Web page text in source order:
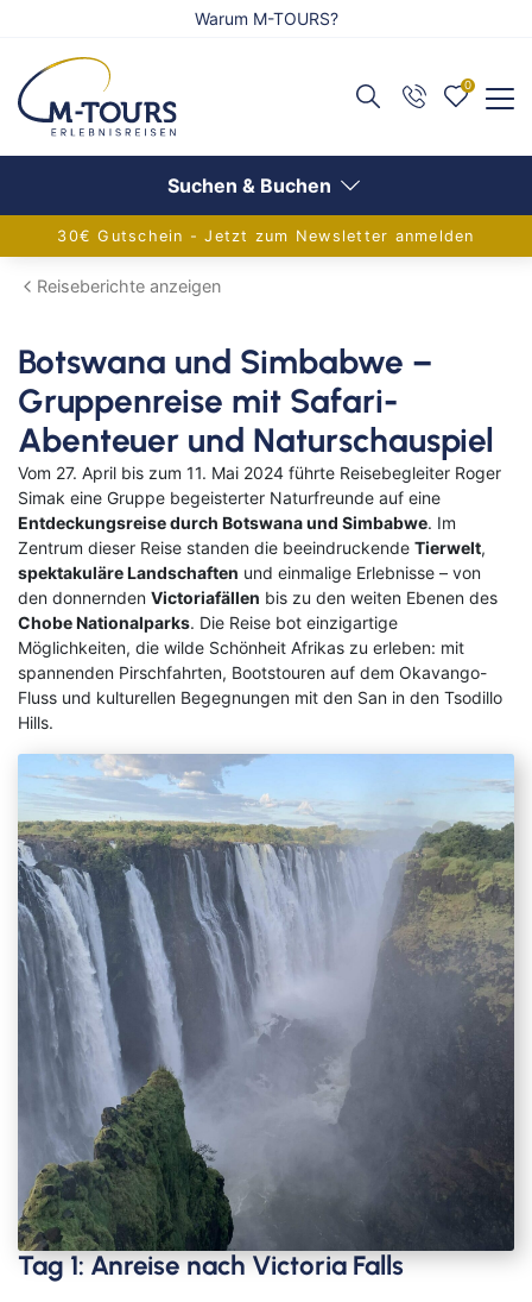
Warum M-TOURS?
0
Suchen & Buchen
30€ Gutschein - Jetzt zum Newsletter anmelden
Zurück
Reiseangebote anzeigen
Alleinreisende
Aktivreisen
Eventreisen
Gruppenreisen
Klassische Konzerte
Konzertreisen
Kunst, Kultur & Kulinarik
Nord- & Ostsee
Opernreisen
Premiumreisen
Sehenswürdigkeiten entdecken
Silvesterreisen
Sportreisen
Städtereisen
Wellness Kurzurlaub
Top Reise Deals
Zurück
Flug anzeigen
Griechenland
Europa
Frankreich
Inseln im Mittelmeer
Italien
Malta
Portugal
Skandinavien
Spanien
Zypern
Fernreisen
Reiseziele entdecken
Zurück
Schiff anzeigen
AIDA Verlockung der Woche
Flusskreuzfahrten
Adventskreuzfahrt
Europa-Kreuzfahrten
Flusskreuzfahrt mit
Haustürabholung
Hochseekreuzfahrten
Hurtigruten
Loire Kreuzfahrt
Mein Schiff Kombireisen
Mosel Kreuzfahrten
Reedereien
Rhein-Kreuzfahrten
Flusskreuzfahrten Last Minute
Kreuzfahrten Last Minute
Reiseberichte anzeigen
Botswana und Simbabwe –
Gruppenreise mit Safari-
Abenteuer und Naturschauspiel
Vom 27. April bis zum 11. Mai 2024 führte Reisebegleiter Roger
Simak eine Gruppe begeisterter Naturfreunde auf eine
Entdeckungsreise durch Botswana und Simbabwe. Im
Zentrum dieser Reise standen die beeindruckende Tierwelt,
spektakuläre Landschaften und einmalige Erlebnisse – von
den donnernden Victoriafällen bis zu den weiten Ebenen des
Chobe Nationalparks. Die Reise bot einzigartige
Möglichkeiten, die wilde Schönheit Afrikas zu erleben: mit
spannenden Pirschfahrten, Bootstouren auf dem Okavango-
Fluss und kulturellen Begegnungen mit den San in den Tsodillo
Hills.
Tag 1: Anreise nach Victoria Falls